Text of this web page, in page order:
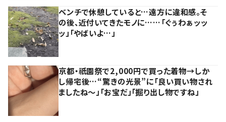
ベンチで休憩していると…遠方に違和感。そ
の後、近付いてきたモノに……「ぐぅわぁッッ
ッ」「やばいよ…」
京都・祇園祭で2,000円で買った着物→しか
し帰宅後…“驚きの光景”に「良い買い物され
ましたね～」「お宝だ」「掘り出し物ですね」